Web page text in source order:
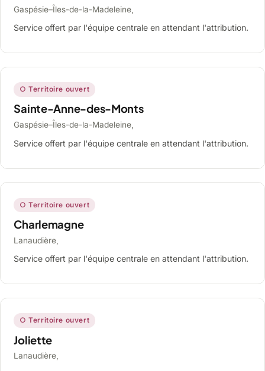
Gaspésie–Îles-de-la-Madeleine,
Service offert par l'équipe centrale en attendant l'attribution.
○ Territoire ouvert
Sainte-Anne-des-Monts
Gaspésie–Îles-de-la-Madeleine,
Service offert par l'équipe centrale en attendant l'attribution.
○ Territoire ouvert
Charlemagne
Lanaudière,
Service offert par l'équipe centrale en attendant l'attribution.
○ Territoire ouvert
Joliette
Lanaudière,